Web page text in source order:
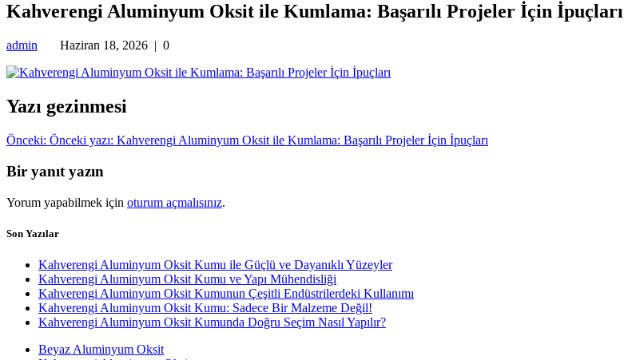
Kahverengi Aluminyum Oksit ile Kumlama: Başarılı Projeler İçin İpuçları
admin Haziran 18, 2026 | 0
Yazı gezinmesi
Önceki: Önceki yazı: Kahverengi Aluminyum Oksit ile Kumlama: Başarılı Projeler İçin İpuçları
Bir yanıt yazın
Yorum yapabilmek için oturum açmalısınız.
Son Yazılar
Kahverengi Aluminyum Oksit Kumu ile Güçlü ve Dayanıklı Yüzeyler
Kahverengi Aluminyum Oksit Kumu ve Yapı Mühendisliği
Kahverengi Aluminyum Oksit Kumunun Çeşitli Endüstrilerdeki Kullanımı
Kahverengi Aluminyum Oksit Kumu: Sadece Bir Malzeme Değil!
Kahverengi Aluminyum Oksit Kumunda Doğru Seçim Nasıl Yapılır?
Beyaz Aluminyum Oksit